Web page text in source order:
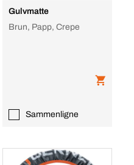
Gulvmatte
Brun, Papp, Crepe
Sammenligne